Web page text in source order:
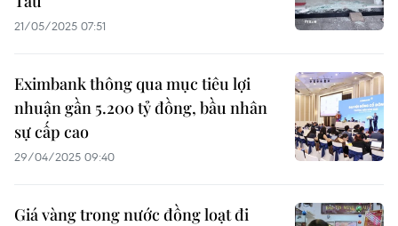
21/05/2025 07:51
Eximbank thông qua mục tiêu lợi
nhuận gần 5.200 tỷ đồng, bầu nhân
sự cấp cao
29/04/2025 09:40
Giá vàng trong nước đồng loạt đi